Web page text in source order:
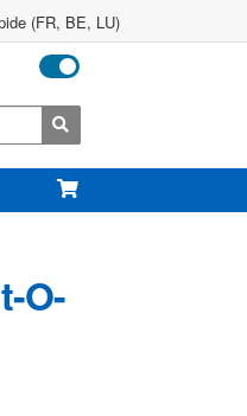
(FR, BE, LU)
O-